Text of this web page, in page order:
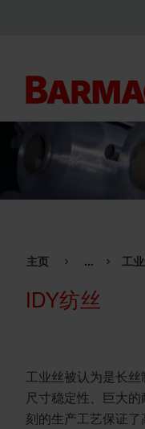
主页 ... 工业
IDY纺丝
工业丝被认为是长丝
尺寸稳定性、巨大
刻的生产工艺保证